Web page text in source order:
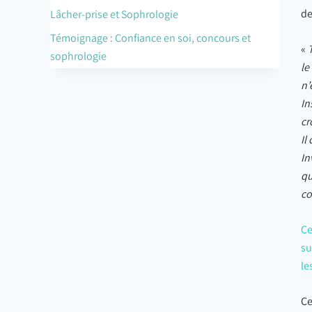
«
le
Il
Lâcher-prise et Sophrologie
Témoignage : Confiance en soi, concours et
sophrologie